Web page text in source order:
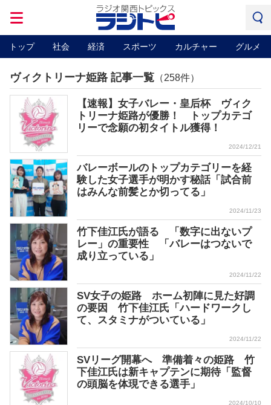
トップ 社会 経済 スポーツ カルチャー グルメ
ヴィクトリーナ姫路 記事一覧 （258件）
【速報】女子バレー・皇后杯 ヴィク
トリーナ姫路が優勝！ トップカテゴ
リーで念願の初タイトル獲得！
2024/12/21
バレーボールのトップカテゴリーを経
験した女子選手が明かす秘話「試合前
はみんな前髪とか切ってる」
2024/11/23
竹下佳江氏が語る 「数字に出ないプ
レー」の重要性 「バレーはつないで
成り立っている」
2024/11/22
SV女子の姫路 ホーム初陣に見た好調
の要因 竹下佳江氏「ハードワークし
て、スタミナがついている」
2024/11/22
SVリーグ開幕へ 準備着々の姫路 竹
下佳江氏は新キャプテンに期待「監督
の頭脳を体現できる選手」
2024/10/10